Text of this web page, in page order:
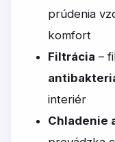
prúdenia
komfort
Filtrácia –
interiér
Chladenie